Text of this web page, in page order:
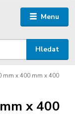
Menu
Hledat
mm x 400 mm x 400
x 400